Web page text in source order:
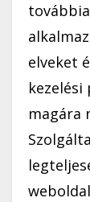
elveket
magára